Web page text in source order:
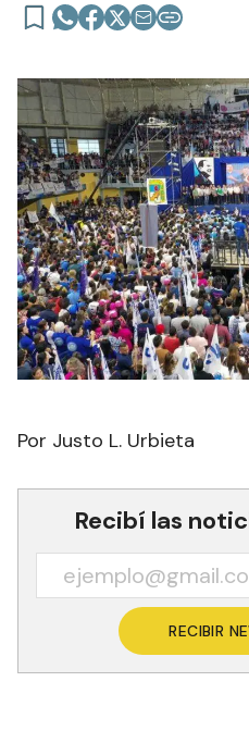
Por Justo L. Urbieta
Recibí las
RECIBIR